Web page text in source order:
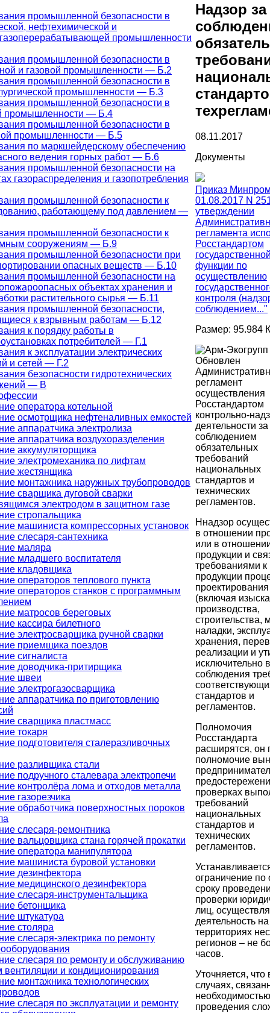
промышленной безопасности в
нефтехимической и
промышленности
промышленной безопасности в
и газовой промышленности — Б.2
промышленной безопасности в
промышленности — Б.3
промышленной безопасности в
промышленности — Б.4
промышленной безопасности в
промышленности — Б.5
по маркшейдерскому обеспечению
ведения горных работ — Б.6
промышленной безопасности на
газораспределения и газопотребления
промышленной безопасности к
работающему под давлением —
промышленной безопасности к
сооружениям — Б.9
промышленной безопасности при
опасных веществ — Б.10
промышленной безопасности на
объектах хранения и
растительного сырья — Б.11
промышленной безопасности,
к взрывным работам — Б.12
к порядку работы в
потребителей — Г.1
к эксплуатации электрических
и сетей — Г.2
безопасности гидротехнических
— В
оператора котельной
осмотрщика нефтеналивных емкостей
аппаратчика электролиза
аппаратчика воздухоразделения
аккумуляторщика
электромеханика по лифтам
жестянщика
монтажника наружных трубопроводов
сварщика дуговой сварки
электродом в защитном газе
стропальщика
машиниста компрессорных установок
слесаря-сантехника
маляра
младшего воспитателя
кладовщика
операторов теплового пункта
операторов станков с программным
матросов береговых
кассира билетного
электросварщика ручной сварки
приемщика поездов
сигналиста
доводчика-притирщика
швеи
электрогазосварщика
аппаратчика по приготовлению
сварщика пластмасс
токаря
подготовителя сталеразливочных
разливщика стали
подручного сталевара электропечи
контролёра лома и отходов металла
газорезчика
обработчика поверхностных пороков
слесаря-ремонтника
вальцовщика стана горячей прокатки
оператора манипулятора
машиниста буровой установки
дезинфектора
медицинского дезинфектора
слесаря-инструментальщика
бетонщика
штукатура
столяра
слесаря-электрика по ремонту
слесаря по ремонту и обслуживанию
вентиляции и кондиционирования
монтажника технологических
слесаря по эксплуатации и ремонту
Надзор за
08.11.2017
Документы
Приказ
01.08.2017 N
утверждении
регламента
Росстандартом
функции по
осуществлению
контроля
соблюдением..."
Размер: 95.984
Обновлен
регламент
осуществления
Росстандартом
контрольно-
деятельности за
соблюдением
обязательных
требований
национальных
стандартов и
технических
регламентов.
Ннадзор
в отношении
или в
продукции и
требованиями к
продукции
проектирования
(включая
производства,
строительства,
наладки,
хранения,
реализации и
исключительно
соблюдения
стандартов и
регламентов.
Полномочия
Росстандарта
расширятся, он
полномочие
проверках
требований
национальных
стандартов и
технических
регламентов.
ограничение
сроку
проверки
лиц,
деятельность на
территориях
регионов – не
часов.
Уточняется, что
случаях,
необходимостью
проведения